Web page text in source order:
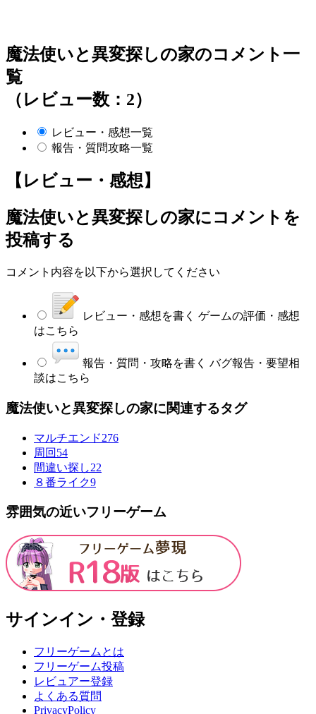
魔法使いと異変探しの家のコメント一
覧
（レビュー数：2）
レビュー・感想一覧
報告・質問攻略一覧
【レビュー・感想】
魔法使いと異変探しの家にコメントを
投稿する
コメント内容を以下から選択してください
レビュー・感想を書く ゲームの評価・感想
はこちら
報告・質問・攻略を書く バグ報告・要望相
談はこちら
魔法使いと異変探しの家に関連するタグ
マルチエンド276
周回 54
間違い探し22
８番ライク9
雰囲気の近いフリーゲーム
サインイン・登録
フリーゲームとは
フリーゲーム投稿
レビュアー登録
よくある質問
PrivacyPolicy